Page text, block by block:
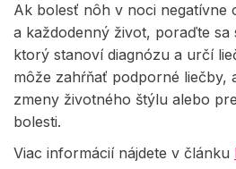
Ak bolesť nôh v noci negatívne
a každodenný život, poraďte sa
ktorý stanoví diagnózu a určí
môže zahŕňať podporné liečby,
zmeny životného štýlu alebo
bolesti.
Viac informácií nájdete v článku